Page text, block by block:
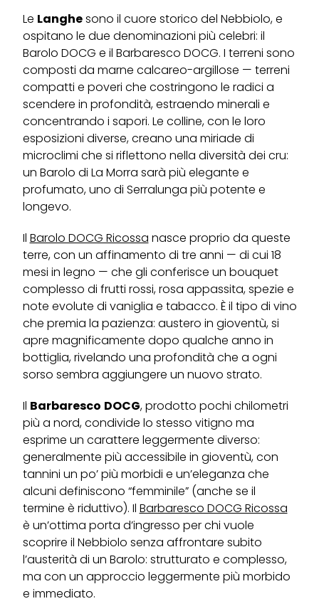
Le Langhesono il cuore storico del Nebbiolo, e
ospitano le due denominazioni più celebri: il
Barolo DOCG e il Barbaresco DOCG. I terreni sono
composti da marne calcareo-argillose — terreni
compatti e poveri che costringono le radici a
scendere in profondità, estraendo minerali e
concentrando i sapori. Le colline, con le loro
esposizioni diverse, creano una miriade di
microclimi che si riflettono nella diversità dei cru:
un Barolo di La Morra sarà più elegante e
profumato, uno di Serralunga più potente e
longevo.
Il Barolo DOCG Ricossa nasce proprio da queste
terre, con un affinamento di tre anni — di cui 18
mesi in legno — che gli conferisce un bouquet
complesso di frutti rossi, rosa appassita, spezie e
note evolute di vaniglia e tabacco. È il tipo di vino
che premia la pazienza: austero in gioventù, si
apre magnificamente dopo qualche anno in
bottiglia, rivelando una profondità che a ogni
sorso sembra aggiungere un nuovo strato.
Il Barbaresco DOCG, prodotto pochi chilometri
più a nord, condivide lo stesso vitigno ma
esprime un carattere leggermente diverso:
generalmente più accessibile in gioventù, con
tannini un po’ più morbidi e un’eleganza che
alcuni definiscono “femminile” (anche se il
termine è riduttivo). Il Barbaresco DOCG Ricossa
è un’ottima porta d’ingresso per chi vuole
scoprire il Nebbiolo senza affrontare subito
l’austerità di un Barolo: strutturato e complesso,
ma con un approccio leggermente più morbido
e immediato.